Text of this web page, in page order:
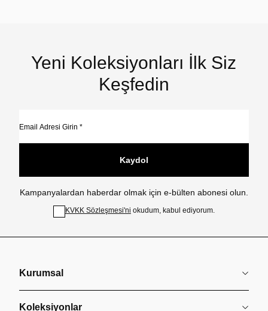
Yeni Koleksiyonları İlk Siz
Keşfedin
Kaydol
Kampanyalardan haberdar olmak için e-bülten abonesi olun.
KVKK Sözleşmesi'ni okudum, kabul ediyorum.
Kurumsal
Koleksiyonlar